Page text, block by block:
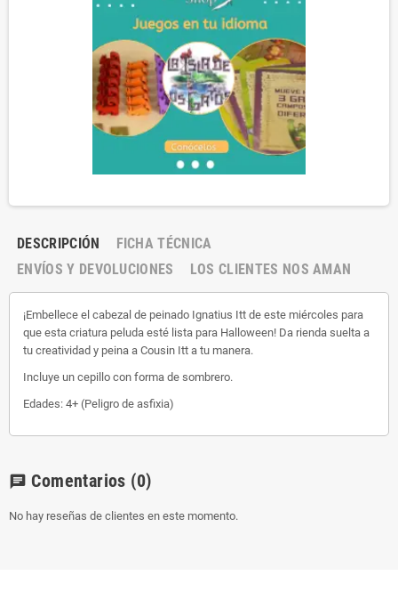
DESCRIPCIÓN
FICHA TÉCNICA
ENVÍOS Y DEVOLUCIONES
LOS CLIENTES NOS AMAN
¡Embellece el cabezal de peinado Ignatius Itt de este miércoles para
que esta criatura peluda esté lista para Halloween! Da rienda suelta a
tu creatividad y peina a Cousin Itt a tu manera.
Incluye un cepillo con forma de sombrero.
Edades: 4+ (Peligro de asfixia)
chat Comentarios (0)
No hay reseñas de clientes en este momento.